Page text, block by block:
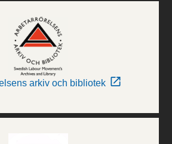
arkiv och bibliotek